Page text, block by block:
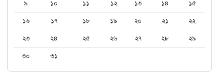
৯
১০ ১১ ১২ ১৩ ১৪
১৫
১৬
১৭ ১৮ ১৯ ২০ ২১
২২
২৩
২৪ ২৫ ২৬ ২৭ ২৮
২৯
৩০
৩১